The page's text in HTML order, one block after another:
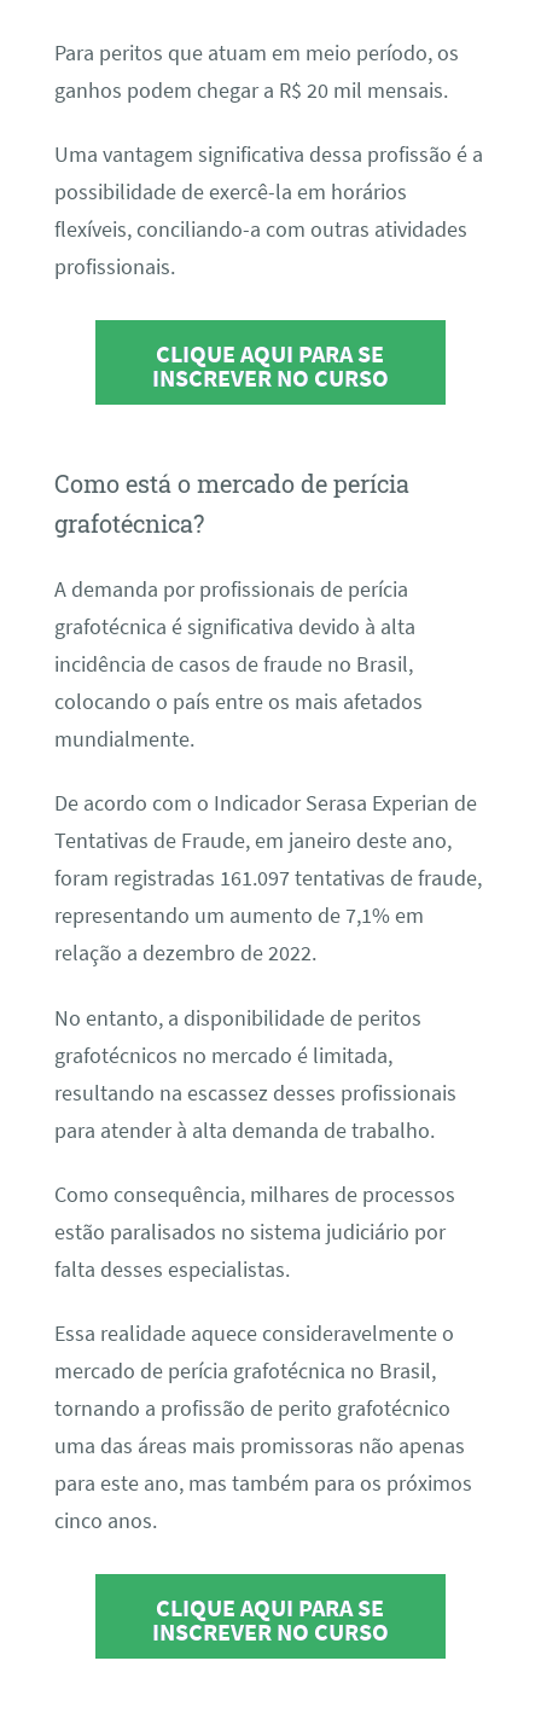
Para peritos que atuam em meio período, os
ganhos podem chegar a R$ 20 mil mensais.
Uma vantagem significativa dessa profissão é a
possibilidade de exercê-la em horários
flexíveis, conciliando-a com outras atividades
profissionais.
CLIQUE AQUI PARA SE
INSCREVER NO CURSO
Como está o mercado de perícia
grafotécnica?
A demanda por profissionais de perícia
grafotécnica é significativa devido à alta
incidência de casos de fraude no Brasil,
colocando o país entre os mais afetados
mundialmente.
De acordo com o Indicador Serasa Experian de
Tentativas de Fraude, em janeiro deste ano,
foram registradas 161.097 tentativas de fraude,
representando um aumento de 7,1% em
relação a dezembro de 2022.
No entanto, a disponibilidade de peritos
grafotécnicos no mercado é limitada,
resultando na escassez desses profissionais
para atender à alta demanda de trabalho.
Como consequência, milhares de processos
estão paralisados no sistema judiciário por
falta desses especialistas.
Essa realidade aquece consideravelmente o
mercado de perícia grafotécnica no Brasil,
tornando a profissão de perito grafotécnico
uma das áreas mais promissoras não apenas
para este ano, mas também para os próximos
cinco anos.
CLIQUE AQUI PARA SE
INSCREVER NO CURSO